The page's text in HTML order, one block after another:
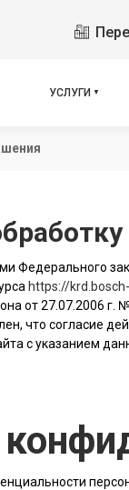
УСЛУГИ
Федерального
https://
от 27.07.2006
что согласие
с указанием